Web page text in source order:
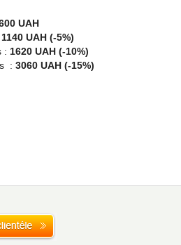
UAH
1140 UAH (-5%)
: 1620 UAH (-10%)
: 3060 UAH (-15%)